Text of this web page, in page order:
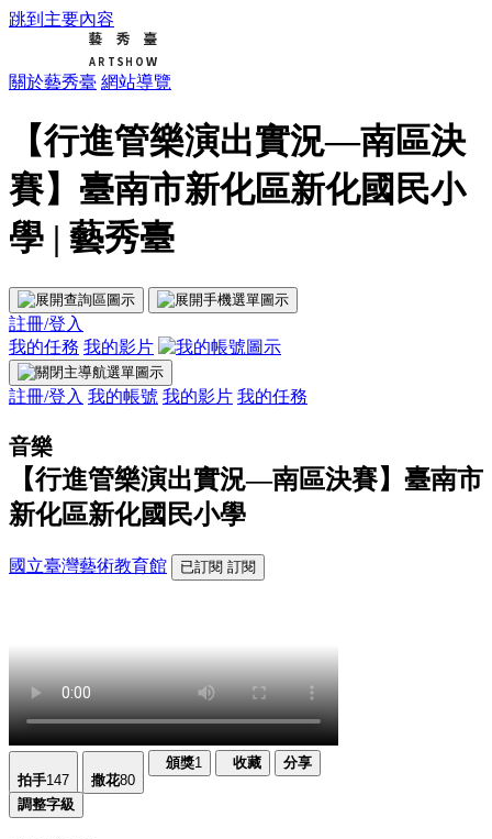
跳到主要內容
關於藝秀臺 網站導覽
【行進管樂演出實況—南區決
賽】臺南市新化區新化國民小
學 | 藝秀臺
註冊/登入
我的任務 我的影片
註冊/登入 我的帳號 我的影片 我的任務
音樂
【行進管樂演出實況—南區決賽】臺南市
新化區新化國民小學
國立臺灣藝術教育館 已訂閱 訂閱
拍手147 撒花80
頒獎1 收藏 分享
調整字級